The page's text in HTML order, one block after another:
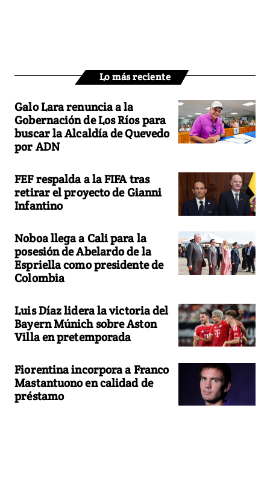
Lo más reciente
Galo Lara renuncia a la
Gobernación de Los Ríos para
buscar la Alcaldía de Quevedo
por ADN
FEF respalda a la FIFA tras
retirar el proyecto de Gianni
Infantino
Noboa llega a Cali para la
posesión de Abelardo de la
Espriella como presidente de
Colombia
Luis Díaz lidera la victoria del
Bayern Múnich sobre Aston
Villa en pretemporada
Fiorentina incorpora a Franco
Mastantuono en calidad de
préstamo